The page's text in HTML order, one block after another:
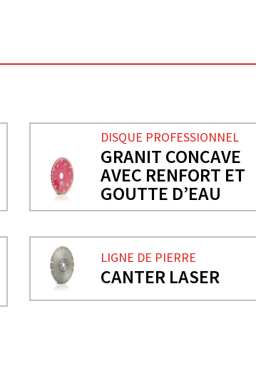
DISQUE PROFESSIONNEL
GRANIT CONCAVE
AVEC RENFORT ET
GOUTTE D’EAU
LIGNE DE PIERRE
CANTER LASER